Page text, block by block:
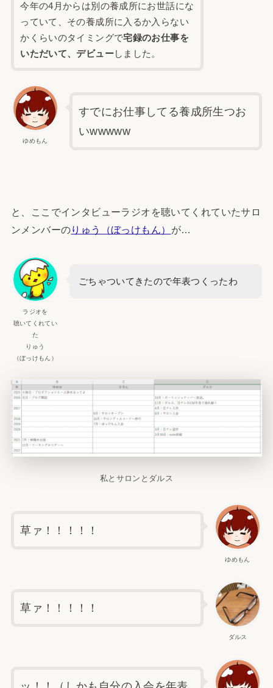
今年の4月からは別の養成所にお世話にな
っていて、その養成所に入るか入らない
かくらいのタイミングで宅録のお仕事を
いただいて、デビューしました。
ゆめもん
すでにお仕事してる養成所生つお
いwwwww
と、ここでインタビューラジオを聴いてくれていたサロ
ンメンバーのりゅう（ぼっけもん） が…
ラジオを
聴いてくれてい
た
りゅう
（ぼっけもん）
ごちゃついてきたので年表つくったわ
私とサロンとダルス
ゆめもん
草ァ！！！！！
ダルス
草ァ！！！！！